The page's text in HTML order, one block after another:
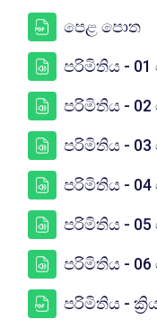
පෙළ පොත
පරිමිතිය -
පරිමිතිය -
පරිමිතිය -
පරිමිතිය -
පරිමිතිය -
පරිමිතිය -
පරිමිතිය -